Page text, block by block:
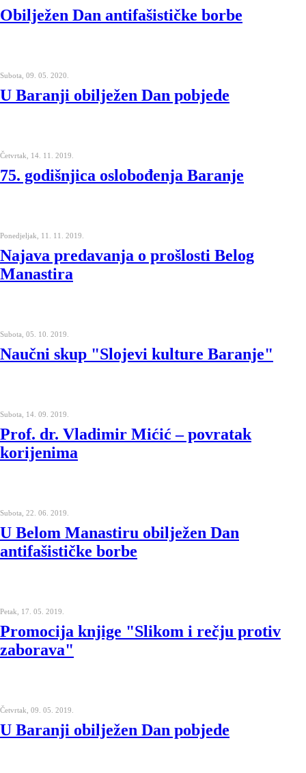
Obilježen Dan antifašističke borbe
Subota, 09. 05. 2020.
U Baranji obilježen Dan pobjede
Četvrtak, 14. 11. 2019.
75. godišnjica oslobođenja Baranje
Ponedjeljak, 11. 11. 2019.
Najava predavanja o prošlosti Belog
Manastira
Subota, 05. 10. 2019.
Naučni skup "Slojevi kulture Baranje"
Subota, 14. 09. 2019.
Prof. dr. Vladimir Mićić – povratak
korijenima
Subota, 22. 06. 2019.
U Belom Manastiru obilježen Dan
antifašističke borbe
Petak, 17. 05. 2019.
Promocija knjige "Slikom i rečju protiv
zaborava"
Četvrtak, 09. 05. 2019.
U Baranji obilježen Dan pobjede